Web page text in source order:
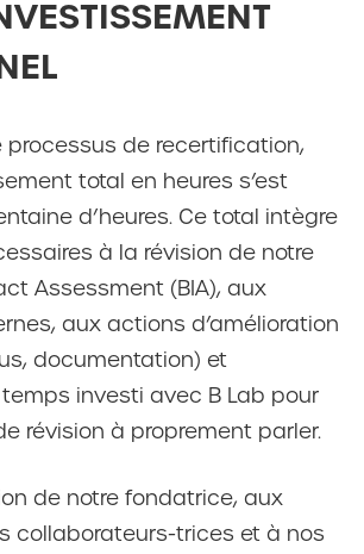
processus de recertification,
total en heures s’est
d’heures. Ce total intègre
à la révision de notre
Assessment (BIA), aux
aux actions d’amélioration
documentation) et
investi avec B Lab pour
révision à proprement parler.
de notre fondatrice, aux
collaborateurs-trices et à nos